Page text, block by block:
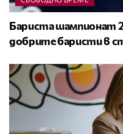
Бариста шампионат
добрите баристи в